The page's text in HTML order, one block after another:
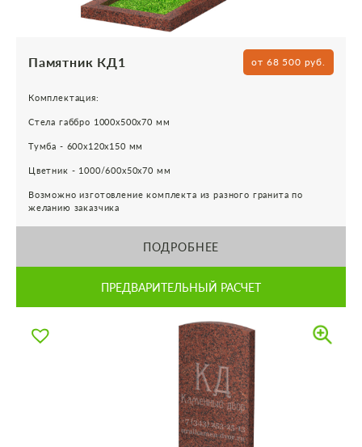
Памятник КД1 от 68 500 руб.
Комплектация:
Стела габбро 1000х500х70 мм
Тумба - 600х120х150 мм
Цветник - 1000/600х50х70 мм
Возможно изготовление комплекта из разного гранита по
желанию заказчика
ПОДРОБНЕЕ
ПРЕДВАРИТЕЛЬНЫЙ РАСЧЕТ